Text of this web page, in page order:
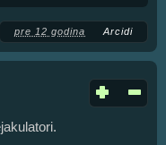
pre 12 godina Arcidi